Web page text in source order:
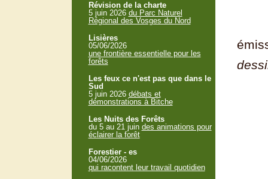
Révision de la charte
5 juin 2026 du Parc Naturel
Régional des Vosges du Nord
Lisières
05/06/2026
une frontière essentielle pour les
forêts
Les feux ce n'est pas que dans le
Sud
5 juin 2026 débats et
démonstrations à Bitche
Les Nuits des Forêts
du 5 au 21 juin des animations pour
éclairer la forêt
Forestier - es
04/06/2026
qui racontent leur travail quotidien